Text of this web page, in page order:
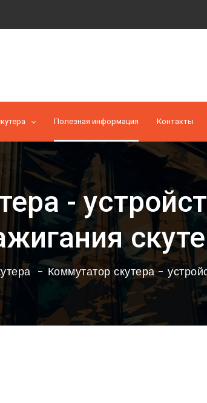
Полезная информация Контакты
-
Коммутатор скутера -